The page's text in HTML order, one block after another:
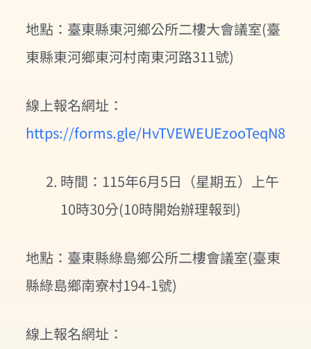
地點：臺東縣東河鄉公所二樓大會議室(臺
東縣東河鄉東河村南東河路311號)
線上報名網址：
https://forms.gle/HvTVEWEUEzooTeqN8
時間：115年6月5日（星期五）上午
10時30分(10時開始辦理報到)
地點：臺東縣綠島鄉公所二樓會議室(臺東
縣綠島鄉南寮村194-1號)
線上報名網址：